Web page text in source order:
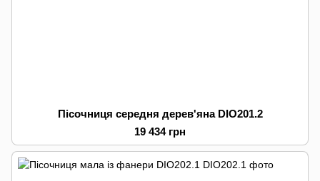
Пісочниця середня дерев'яна DIO201.2
19 434 грн